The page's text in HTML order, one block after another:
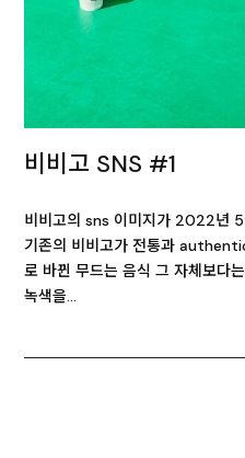
비비고 SNS #1
비비고의 sns 이미지가 2022년
기존의 비비고가 전통과
로 바뀐 무드는 음식 그 자체보다
녹색을…